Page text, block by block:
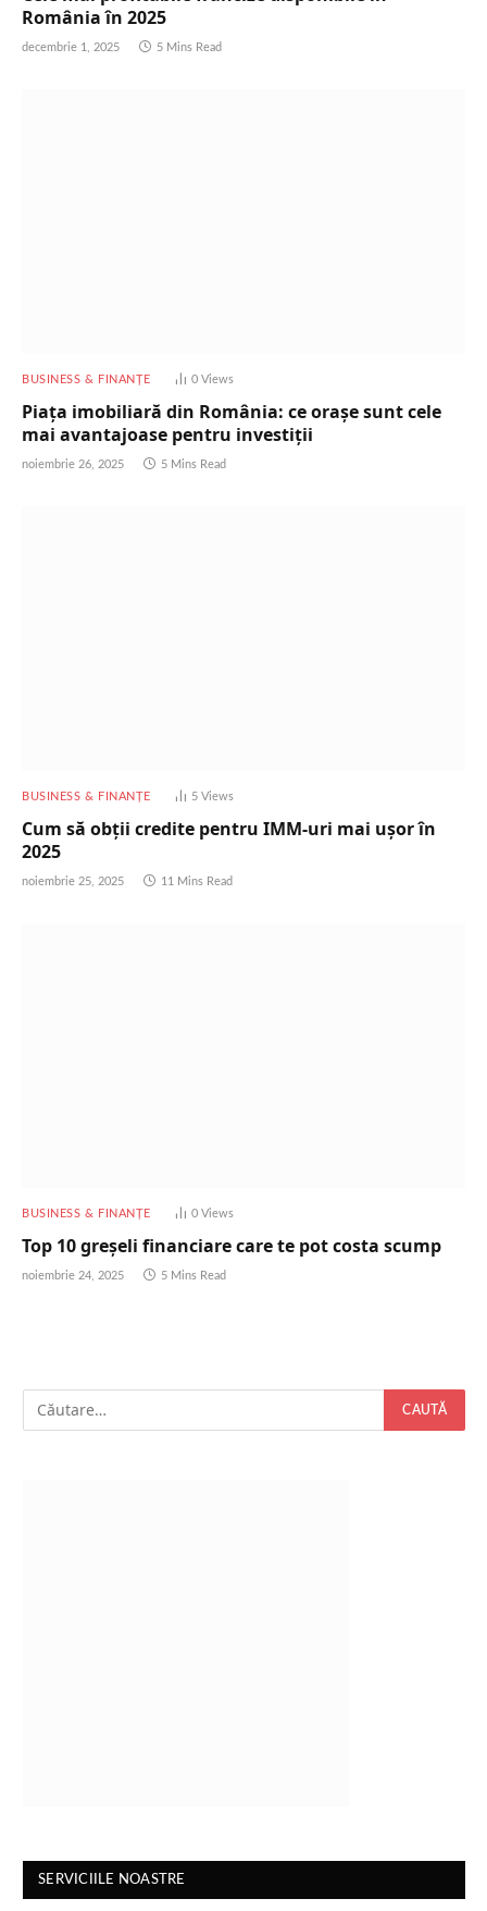
România în 2025
decembrie 1, 2025 5 Mins Read
BUSINESS & FINANȚE 0 Views
Piața imobiliară din România: ce orașe sunt cele
mai avantajoase pentru investiții
noiembrie 26, 2025 5 Mins Read
BUSINESS & FINANȚE 5 Views
Cum să obții credite pentru IMM-uri mai ușor în
2025
noiembrie 25, 2025 11 Mins Read
BUSINESS & FINANȚE 0 Views
Top 10 greșeli financiare care te pot costa scump
noiembrie 24, 2025 5 Mins Read
SERVICIILE NOASTRE